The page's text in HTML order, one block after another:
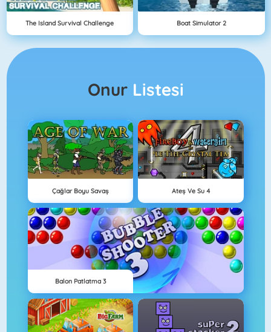
The Island Survival Challenge Boat Simulator 2
Onur Listesi
Çağlar Boyu Savaş Ateş Ve Su 4
Balon Patlatma 3